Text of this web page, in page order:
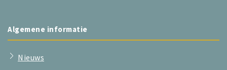
Algemene informatie
Nieuws